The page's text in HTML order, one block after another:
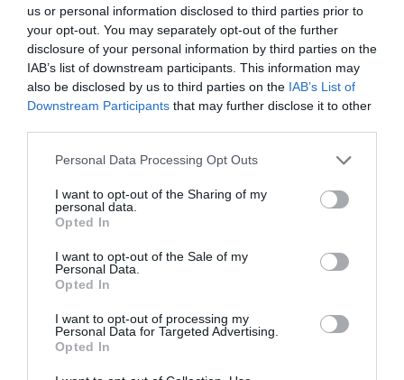
us or personal information disclosed to third parties prior to
your opt-out. You may separately opt-out of the further
disclosure of your personal information by third parties on the
IAB’s list of downstream participants. This information may
also be disclosed by us to third parties on the IAB’s List of
Downstream Participants that may further disclose it to other
Personal Data Processing Opt Outs
I want to opt-out of the Sharing of my
personal data.
Opted In
I want to opt-out of the Sale of my
Personal Data.
Opted In
I want to opt-out of processing my
Personal Data for Targeted Advertising.
Opted In
Els membres de Femcat a la seu de les Nacions Unides
l'octubre de 2023 | Femcat
El creixement de l'organització va ser ràpid des
incorporats l’any 2006 i 32 el 2007, assolint els 89
membres als inicis de 2009. Aquests van superar
els 100 per primera vegada l’any 2015. A més
l’assemblea de Femcat va renovar el gener de
2024, com és habitual el seu patronat, amb
diverses sortides i entrades de socis a aquest
òrgan de govern que persegueixen un doble